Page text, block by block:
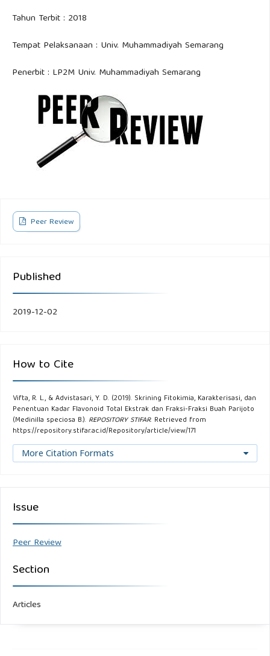
Tahun Terbit : 2018
Tempat Pelaksanaan : Univ. Muhammadiyah Semarang
Penerbit : LP2M Univ. Muhammadiyah Semarang
Peer Review
Published
2019-12-02
How to Cite
Vifta, R. L., & Advistasari, Y. D. (2019). Skrining Fitokimia, Karakterisasi, dan
Penentuan Kadar Flavonoid Total Ekstrak dan Fraksi-Fraksi Buah Parijoto
(Medinilla speciosa B.). REPOSITORY STIFAR. Retrieved from
https://repository.stifar.ac.id/Repository/article/view/171
More Citation Formats
Issue
Peer Review
Section
Articles